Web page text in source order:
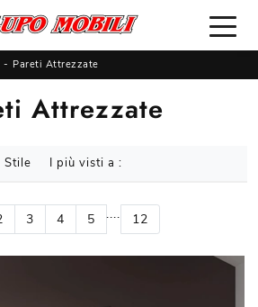
- Pareti Attrezzate
Attrezzate
Stile I più visti a :
3 4 5 .... 12